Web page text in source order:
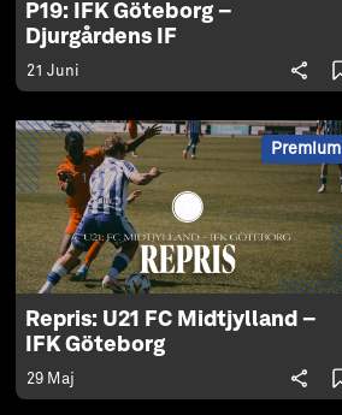
P19: IFK Göteborg –
Djurgårdens IF
21 Juni
Premium
Repris: U21 FC Midtjylland –
IFK Göteborg
29 Maj